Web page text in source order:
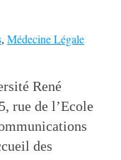
, Médecine Légale
René
rue de l’Ecole
des